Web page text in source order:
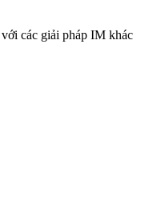
các giải pháp IM khác